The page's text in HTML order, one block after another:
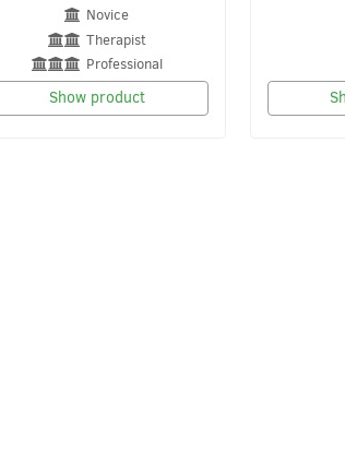
Novice
Therapist
Professional
Show product